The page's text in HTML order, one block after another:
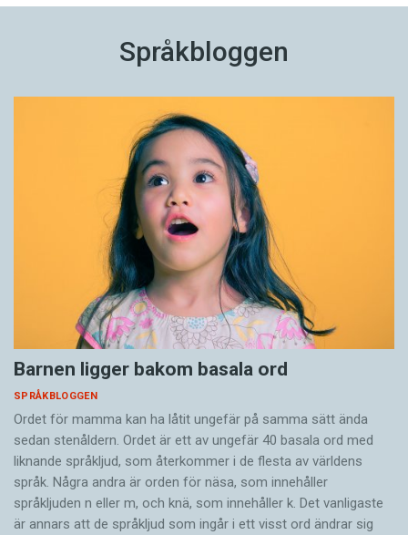
Språkbloggen
Barnen ligger bakom basala ord
SPRÅKBLOGGEN
Ordet för mamma kan ha låtit ungefär på samma sätt ända
sedan stenåldern. Ordet är ett av ungefär 40 basala ord med
liknande språkljud, som återkommer i de flesta av världens
språk. Några andra är orden för näsa, som innehåller
språkljuden n eller m, och knä, som innehåller k. Det vanligaste
är annars att de språkljud som ingår i ett visst ord ändrar sig